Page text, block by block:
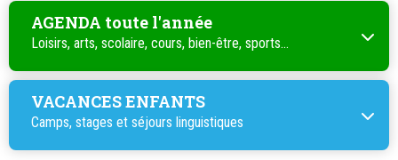
AGENDA toute l'année
Loisirs, arts, scolaire, cours, bien-être, sports...
VACANCES ENFANTS
Camps, stages et séjours linguistiques